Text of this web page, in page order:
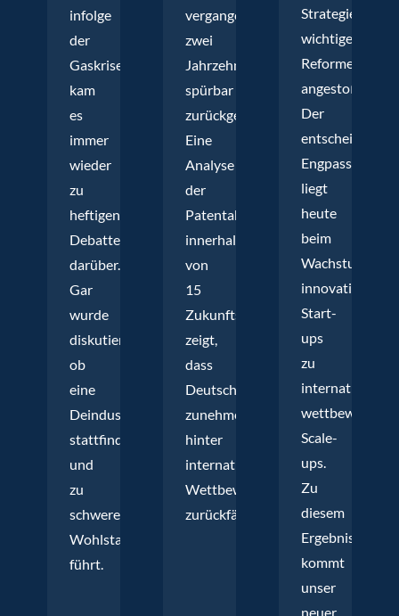
infolge
der
Gaskrise
kam
es
immer
wieder
zu
heftigen
Debatten
darüber.
Gar
wurde
diskutiert,
ob
eine
Deindustrialisierung
stattfindet
und
zu
schweren
Wohlstandseinbußen
führt.
vergangenen
zwei
Jahrzehnten
spürbar
zurückgegangen.
Eine
Analyse
der
Patentaktivität
innerhalb
von
15
Zukunftstechnologien
zeigt,
dass
Deutschland
zunehmend
hinter
internationale
Wettbewerber
zurückfällt.
Strategie
wichtige
Reformen
angestoßen.
Der
entscheidende
Engpass
liegt
heute
beim
Wachstum
innovativer
Start-
ups
zu
international
Scale-
ups.
Zu
diesem
Ergebnis
kommt
unser
neuer